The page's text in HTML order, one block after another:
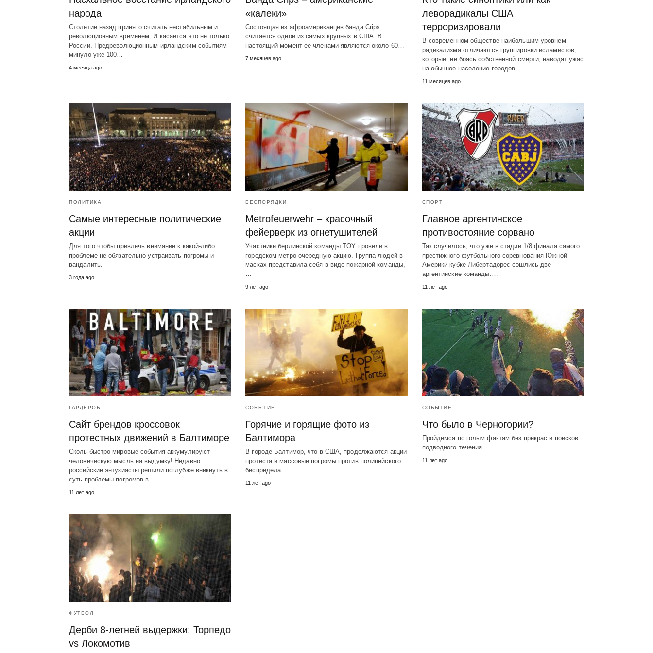
народа
Столетие назад принято считать нестабильным и
революционным временем. И касается это не только
России. Предреволюционным ирландским событиям
минуло уже 100…
4 месяца ago
«калеки»
Состоящая из афроамериканцев банда Crips
считается одной из самых крупных в США. В
настоящий момент ее членами являются около 60…
7 месяцев ago
леворадикалы США
терроризировали
В современном обществе наибольшим уровнем
радикализма отличаются группировки исламистов,
которые, не боясь собственной смерти, наводят ужас
на обычное население городов…
11 месяцев ago
ПОЛИТИКА
Самые интересные политические
акции
Для того чтобы привлечь внимание к какой-либо
проблеме не обязательно устраивать погромы и
вандалить.
3 года ago
БЕСПОРЯДКИ
Metrofeuerwehr – красочный
фейерверк из огнетушителей
Участники берлинской команды TOY провели в
городском метро очередную акцию. Группа людей в
масках представила себя в виде пожарной команды,
…
9 лет ago
СПОРТ
Главное аргентинское
противостояние сорвано
Так случилось, что уже в стадии 1/8 финала самого
престижного футбольного соревнования Южной
Америки кубке Либертадорес сошлись две
аргентинские команды.…
11 лет ago
ГАРДЕРОБ
Сайт брендов кроссовок
протестных движений в Балтиморе
Сколь быстро мировые события аккумулируют
человеческую мысль на выдумку! Недавно
российские энтузиасты решили поглубже вникнуть в
суть проблемы погромов в…
11 лет ago
СОБЫТИЕ
Горячие и горящие фото из
Балтимора
В городе Балтимор, что в США, продолжаются акции
протеста и массовые погромы против полицейского
беспредела.
11 лет ago
СОБЫТИЕ
Что было в Черногории?
Пройдемся по голым фактам без прикрас и поисков
подводного течения.
11 лет ago
ФУТБОЛ
Дерби 8-летней выдержки: Торпедо
vs Локомотив